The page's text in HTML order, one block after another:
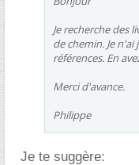
Je recherche des
de chemin. Je
références. En
Merci d'avance.
Philippe
Je te suggère: